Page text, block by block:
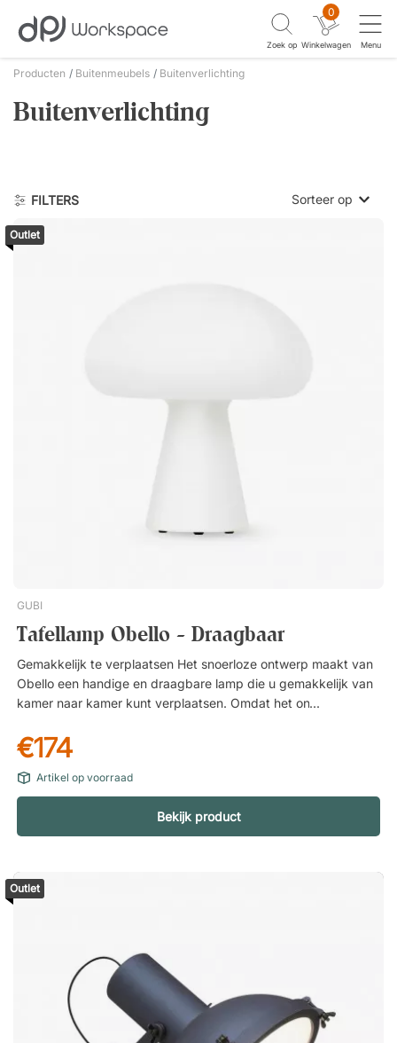
Zoek op
0
Winkelwagen Menu
Producten Buitenmeubels Buitenverlichting
Buitenverlichting
FILTERS Sorteer op
Outlet
GUBI
Tafellamp Obello - Draagbaar
Gemakkelijk te verplaatsen Het snoerloze ontwerp maakt van
Obello een handige en draagbare lamp die u gemakkelijk van
kamer naar kamer kunt verplaatsen. Omdat het ontwerp een
kg, is de lamp ook gemakkelijk vast te pakken en te dragen.
Draagbaar Obello is bestand tegen lichte regen en is ook
bestand tegen zand en vuil, waardoor hij mee naar buiten kan.
Laat de Obello de zomeravond verlichten, of gebruik hem als
verlichting tijdens een etentje aan het strand, maar neem hem
altijd mee naar binnen om op te bergen en op te laden.
lampjes; een naar boven gericht lampje dat de lampkop
verlicht en een naar beneden gericht lampje dat de voet
verlichtingsniveau als een enkele kaars, tot volledige
helderheid. Specificatie dimmer: Off helderheid 10% (10
lumen) helderheid 40% (50 lumen) helderheid 100% (130
lumen) Langste brandtijd met volledig opgeladen batterij:
helderheid 10% = 40h helderheid 40% = 12 uur helderheid
€174
Artikel op voorraad
Bekijk product
Outlet